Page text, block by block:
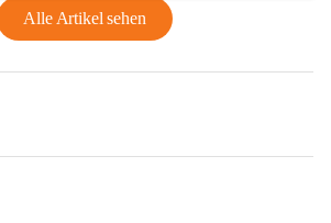
Alle Artikel sehen